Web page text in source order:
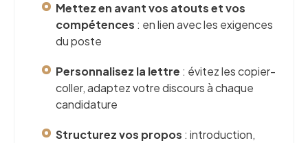
Mettez en avant vos atouts et vos
compétences : en lien avec les exigences
du poste
Personnalisez la lettre : évitez les copier-
coller, adaptez votre discours à chaque
candidature
Structurez vos propos : introduction,